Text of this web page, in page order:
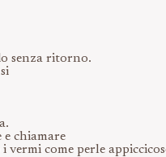
senza ritorno.
chiamare
vermi come perle